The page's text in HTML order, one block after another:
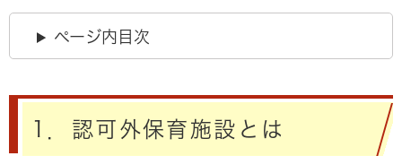
ページ内目次
1．認可外保育施設とは